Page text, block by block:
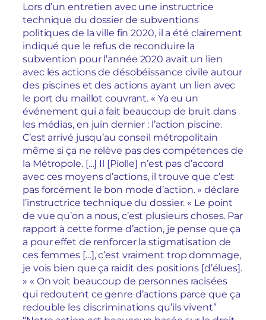
Lors d’un entretien avec une instructrice
technique du dossier de subventions
politiques de la ville fin 2020, il a été clairement
indiqué que le refus de reconduire la
subvention pour l’année 2020 avait un lien
avec les actions de désobéissance civile autour
des piscines et des actions ayant un lien avec
le port du maillot couvrant. « Ya eu un
événement qui a fait beaucoup de bruit dans
les médias, en juin dernier : l’action piscine.
C’est arrivé jusqu’au conseil métropolitain
même si ça ne relève pas des compétences de
la Métropole. […] Il [Piolle] n’est pas d’accord
avec ces moyens d’actions, il trouve que c’est
pas forcément le bon mode d’action. » déclare
l’instructrice technique du dossier. « Le point
de vue qu’on a nous, c’est plusieurs choses. Par
rapport à cette forme d’action, je pense que ça
a pour effet de renforcer la stigmatisation de
ces femmes […], c’est vraiment trop dommage,
je vois bien que ça raidit des positions [d’élues].
» « On voit beaucoup de personnes racisées
qui redoutent ce genre d’actions parce que ça
redouble les discriminations qu’ils vivent”